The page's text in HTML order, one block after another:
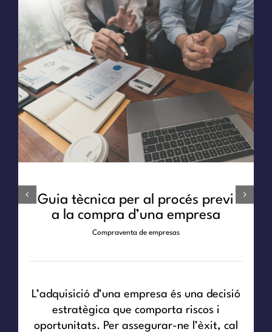
Guia tècnica per al procés previ
a la compra d’una empresa
Compraventa de empresas
L’adquisició d’una empresa és una decisió
estratègica que comporta riscos i
oportunitats. Per assegurar-ne l’èxit, cal